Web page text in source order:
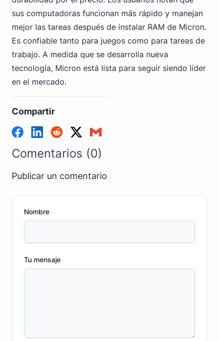
sus computadoras funcionan más rápido y manejan
mejor las tareas después de instalar RAM de Micron.
Es confiable tanto para juegos como para tareas de
trabajo. A medida que se desarrolla nueva
tecnología, Micron está lista para seguir siendo líder
en el mercado.
Compartir
Comentarios (0)
Publicar un comentario
Nombre
Tu mensaje